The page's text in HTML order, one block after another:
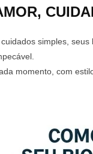
simples,
momento, com